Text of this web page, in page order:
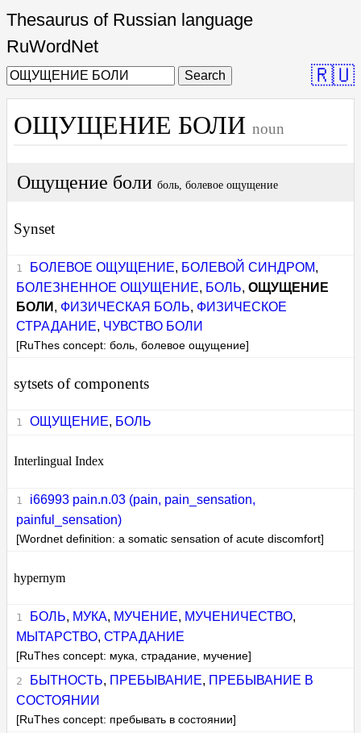
Thesaurus of Russian language
RuWordNet
Search 🇷🇺
ОЩУЩЕНИЕ БОЛИ noun
Ощущение боли боль, болевое ощущение
Synset
БОЛЕВОЕ ОЩУЩЕНИЕ, БОЛЕВОЙ СИНДРОМ,
БОЛЕЗНЕННОЕ ОЩУЩЕНИЕ, БОЛЬ,ОЩУЩЕНИЕ
БОЛИ , ФИЗИЧЕСКАЯ БОЛЬ, ФИЗИЧЕСКОЕ
СТРАДАНИЕ, ЧУВСТВО БОЛИ
[RuThes concept: боль, болевое ощущение]
sytsets of components
ОЩУЩЕНИЕ, БОЛЬ
Interlingual Index
i66993 pain.n.03 (pain, pain_sensation,
painful_sensation)
[Wordnet definition: a somatic sensation of acute discomfort]
hypernym
БОЛЬ, МУКА, МУЧЕНИЕ, МУЧЕНИЧЕСТВО,
МЫТАРСТВО,СТРАДАНИЕ
[RuThes concept: мука, страдание, мучение]
БЫТНОСТЬ, ПРЕБЫВАНИЕ, ПРЕБЫВАНИЕ В
СОСТОЯНИИ
[RuThes concept: пребывать в состоянии]